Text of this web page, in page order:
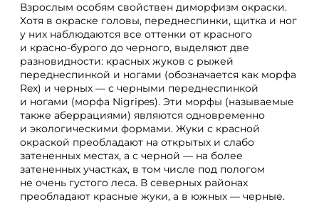
Взрослым особям свойствен диморфизм окраски.
Хотя в окраске головы, переднеспинки, щитка и ног
у них наблюдаются все оттенки от красного
и красно-бурого до черного, выделяют две
разновидности: красных жуков с рыжей
переднеспинкой и ногами (обозначается как морфа
Rex) и черных — с черными переднеспинкой
и ногами (морфа Nigripes). Эти морфы (называемые
также аберрациями) являются одновременно
и экологическими формами. Жуки с красной
окраской преобладают на открытых и слабо
затененных местах, а с черной — на более
затененных участках, в том числе под пологом
не очень густого леса. В северных районах
преобладают красные жуки, а в южных — черные.